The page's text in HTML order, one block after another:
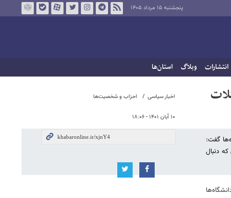
پنجشنبه ۱۵ مرداد ۱۴۰۵
انتشارات وبلاگ استان‌ها
اخبار سیاسی احزاب و شخصیت‌ها
۱۰ آبان ۱۴۰۱ - ۱۸:۰۶
گفت:
دنبال